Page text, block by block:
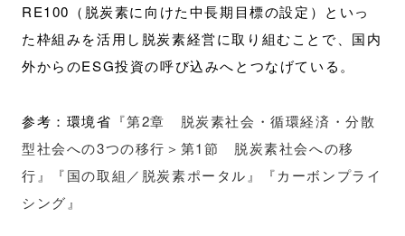
RE100（脱炭素に向けた中長期目標の設定）といっ
た枠組みを活用し脱炭素経営に取り組むことで、国内
外からのESG投資の呼び込みへとつなげている。
参考：環境省 『第2章 脱炭素社会・循環経済・分散
型社会への3つの移行＞第1節 脱炭素社会への移
行』
『国の取組／脱炭素ポータル』
『カーボンプライ
シング』